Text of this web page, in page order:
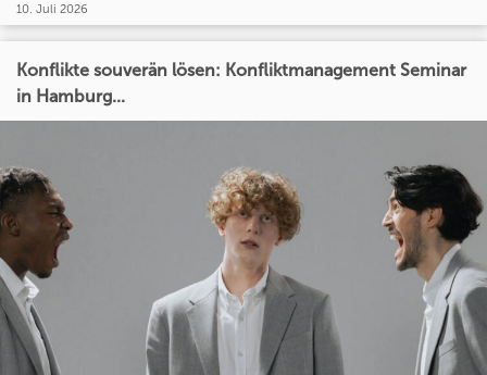
10. Juli 2026
Konflikte souverän lösen: Konfliktmanagement Seminar
in Hamburg...